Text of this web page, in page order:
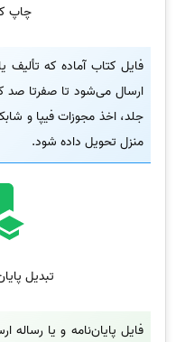
چاپ
فایل کتاب آماده که
ارسال می‌شود تا صفرتا صد
جلد، اخذ مجوزات فیپا و
منزل تحویل داده شود.
تبدیل
فایل پایان‌نامه و یا